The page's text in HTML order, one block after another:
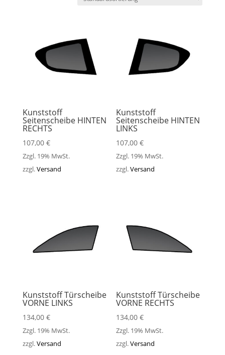
Kunststoff
Seitenscheibe HINTEN
RECHTS
107,00 €
Zzgl. 19% MwSt.
zzgl.Versand
Kunststoff
Seitenscheibe HINTEN
LINKS
107,00€
Zzgl. 19% MwSt.
zzgl.Versand
Kunststoff Türscheibe
VORNE LINKS
134,00 €
Zzgl. 19% MwSt.
zzgl.Versand
Kunststoff Türscheibe
VORNE RECHTS
134,00€
Zzgl. 19% MwSt.
zzgl.Versand